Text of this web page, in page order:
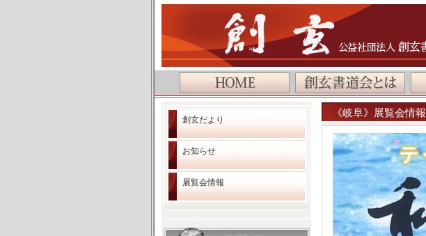
公益社団法人 創玄書道会
創玄だより
お知らせ
展覧会情報
《岐阜》展覧会